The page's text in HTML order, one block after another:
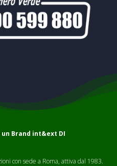
Brand int&ext DI
con sede a Roma, attiva dal 1983.